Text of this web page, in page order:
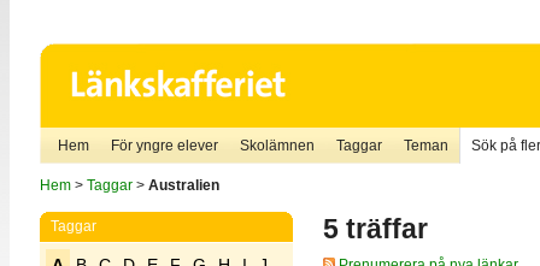
Hem För yngre elever Skolämnen Taggar Teman Sök på
Hem> Taggar> Australien
Taggar 5 träffar